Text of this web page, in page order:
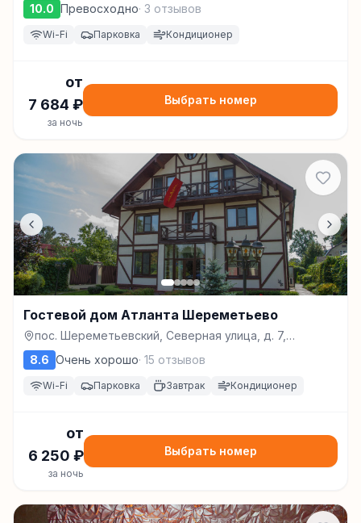
10.0 Превосходно· 3 отзывов
Wi-Fi Парковка Кондиционер
от
7 684 ₽
за ночь
Выбрать номер
Гостевой дом Атланта Шереметьево
пос. Шереметьевский, Северная улица, д. 7,
Долгопрудный
8.6 Очень хорошо· 15 отзывов
Wi-Fi Парковка Завтрак Кондиционер
от
6 250 ₽
за ночь
Выбрать номер